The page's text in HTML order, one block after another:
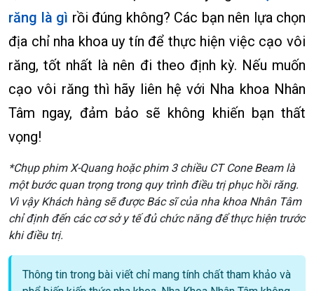
răng là gì rồi đúng không? Các bạn nên lựa chọn
địa chỉ nha khoa uy tín để thực hiện việc cạo vôi
răng, tốt nhất là nên đi theo định kỳ. Nếu muốn
cạo vôi răng thì hãy liên hệ với Nha khoa Nhân
Tâm ngay, đảm bảo sẽ không khiến bạn thất
vọng!
*Chụp phim X-Quang hoặc phim 3 chiều CT Cone Beam là
một bước quan trọng trong quy trình điều trị phục hồi răng.
Vì vậy Khách hàng sẽ được Bác sĩ của nha khoa Nhân Tâm
chỉ định đến các cơ sở y tế đủ chức năng để thực hiện trước
khi điều trị.
Thông tin trong bài viết chỉ mang tính chất tham khảo và